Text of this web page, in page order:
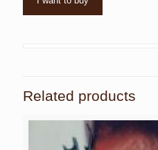
Related products